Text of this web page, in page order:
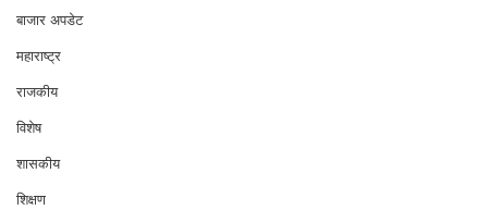
बाजार अपडेट
महाराष्ट्र
राजकीय
विशेष
शासकीय
शिक्षण